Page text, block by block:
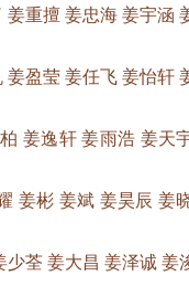
重擅 姜忠海 姜宇涵
盈莹 姜任飞 姜怡轩
姜逸轩 姜雨浩 姜天
姜彬 姜斌 姜昊辰 姜
荃 姜大昌 姜泽诚 姜